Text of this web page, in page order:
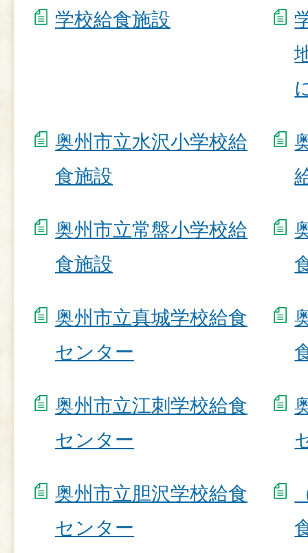
学校給食施設
奥州市立水沢小学校給
食施設
奥州市立常盤小学校給
食施設
奥州市立真城学校給食
センター
奥州市立江刺学校給食
センター
奥州市立胆沢学校給食
センター